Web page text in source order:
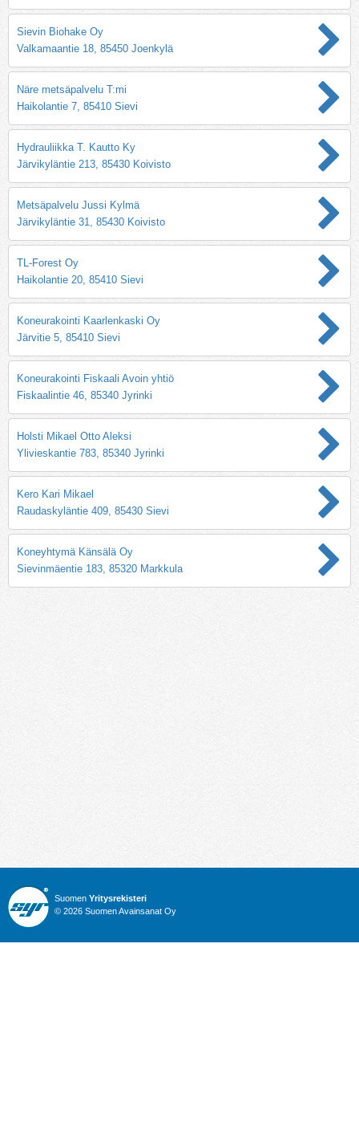
Sievin Biohake Oy
Valkamaantie 18, 85450 Joenkylä
Näre metsäpalvelu T:mi
Haikolantie 7, 85410 Sievi
Hydrauliikka T. Kautto Ky
Järvikyläntie 213, 85430 Koivisto
Metsäpalvelu Jussi Kylmä
Järvikyläntie 31, 85430 Koivisto
TL-Forest Oy
Haikolantie 20, 85410 Sievi
Koneurakointi Kaarlenkaski Oy
Järvitie 5, 85410 Sievi
Koneurakointi Fiskaali Avoin yhtiö
Fiskaalintie 46, 85340 Jyrinki
Holsti Mikael Otto Aleksi
Ylivieskantie 783, 85340 Jyrinki
Kero Kari Mikael
Raudaskyläntie 409, 85430 Sievi
Koneyhtymä Känsälä Oy
Sievinmäentie 183, 85320 Markkula
Suomen Yritysrekisteri
© 2026 Suomen Avainsanat Oy